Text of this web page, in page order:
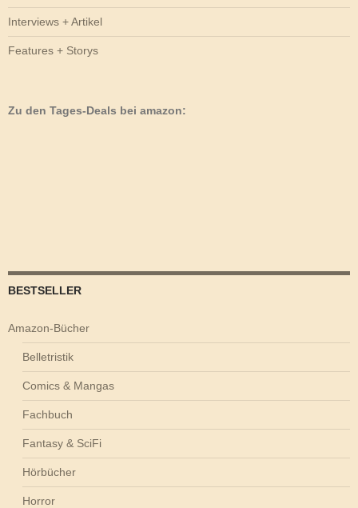
Interviews + Artikel
Features + Storys
Zu den Tages-Deals bei amazon:
BESTSELLER
Amazon-Bücher
Belletristik
Comics & Mangas
Fachbuch
Fantasy & SciFi
Hörbücher
Horror